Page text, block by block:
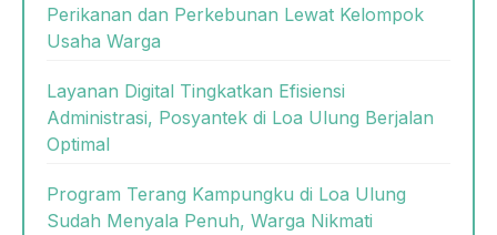
Perikanan dan Perkebunan Lewat Kelompok
Usaha Warga
Layanan Digital Tingkatkan Efisiensi
Administrasi, Posyantek di Loa Ulung Berjalan
Optimal
Program Terang Kampungku di Loa Ulung
Sudah Menyala Penuh, Warga Nikmati